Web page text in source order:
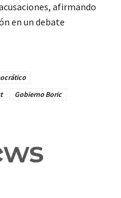
afirmando
en un debate
Gobierno Boric